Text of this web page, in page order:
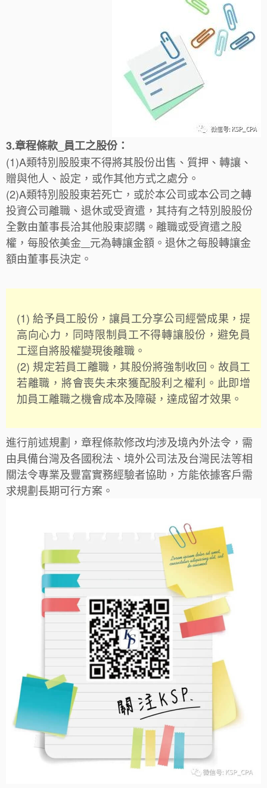
3.章程條款_員工之股份：
(1)A類特別股股東不得將其股份出售、質押、轉讓、
贈與他人、設定，或作其他方式之處分。
(2)A類特別股股東若死亡，或於本公司或本公司之轉
投資公司離職、退休或受資遣，其持有之特別股股份
全數由董事長洽其他股東認購。離職或受資遣之股
權，每股依美金
元為轉讓金額。退休之每股轉讓金
額由董事長決定。
(1) 給予員工股份，讓員工分享公司經營成果，提
高向心力，同時限制員工不得轉讓股份，避免員
工逕自將股權變現後離職。
(2) 規定若員工離職，其股份將強制收回。故員工
若離職，將會喪失未來獲配股利之權利。此即增
加員工離職之機會成本及障礙，達成留才效果。
進行前述規劃，章程條款修改均涉及境內外法令，需
由具備台灣及各國稅法、境外公司法及台灣民法等相
關法令專業及豐富實務經驗者協助，方能依據客戶需
求規劃長期可行方案。